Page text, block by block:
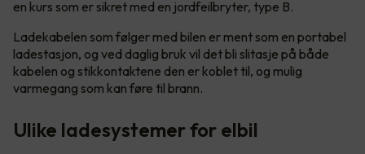
en kurs som er sikret med en jordfeilbryter, type B.
Ladekabelen som følger med bilen er ment som en portabel
ladestasjon, og ved daglig bruk vil det bli slitasje på både
kabelen og stikkontaktene den er koblet til, og mulig
varmegang som kan føre til brann.
Ulike ladesystemer for elbil